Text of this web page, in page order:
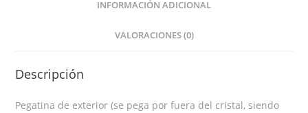
INFORMACIÓN ADICIONAL
VALORACIONES (0)
Descripción
Pegatina de exterior (se pega por fuera del cristal, siendo